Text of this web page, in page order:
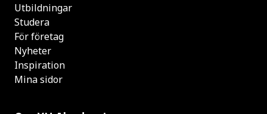
Utbildningar
Studera
För företag
Nyheter
Inspiration
Mina sidor